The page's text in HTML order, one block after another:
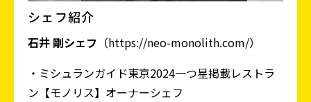
シェフ紹介
石井 剛シェフ （https://neo-monolith.com/）
・ミシュランガイド東京2024一つ星掲載レストラ
ン【モノリス】オーナーシェフ